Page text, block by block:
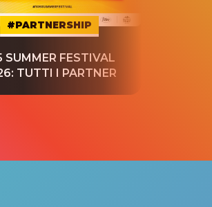
#PARTNERSHIP
SUMMER FESTIVAL
TUTTI I PARTNER